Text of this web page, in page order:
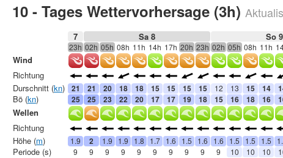
10 - Tages Wettervorhersage (3h)
7 Sa 8 So 9
23h 02h 05h 08h 11h 14h 17h 20h 23h 02h 05h 08h 11h
21 21 20 18 18 15 15 15 15 12 13 15 14
25 25 23 22 20 17 17 19 18 15 16 18 16
1.9 2 1.9 1.9 1.8 1.7 1.6 1.5 1.6 1.6 1.5 1.5 1.5
9
9 9 9 9 9 9 9 9 9 10 10 10
Wind
Richtung
Durschnitt (kn)
Bö (kn)
Wellen
Richtung
Höhe (m)
Periode (s)